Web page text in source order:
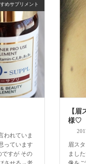
めサプリメント
われていま
っています
すが その
【
様♡
眉ス
まし